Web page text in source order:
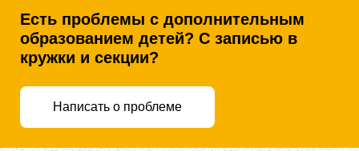
Есть проблемы с дополнительным
образованием детей? С записью в
кружки и секции?
Написать о проблеме